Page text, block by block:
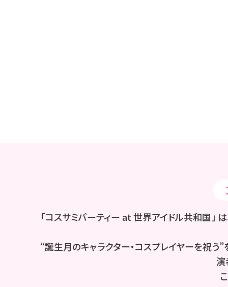
「コスサミパーティー at 世界アイドル共和国」
“誕生月のキャラクター・コスプレイヤーを祝う
演